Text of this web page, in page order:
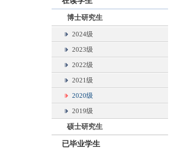
博士研究生
2024级
2023级
2022级
2021级
2020级
2019级
硕士研究生
已毕业学生